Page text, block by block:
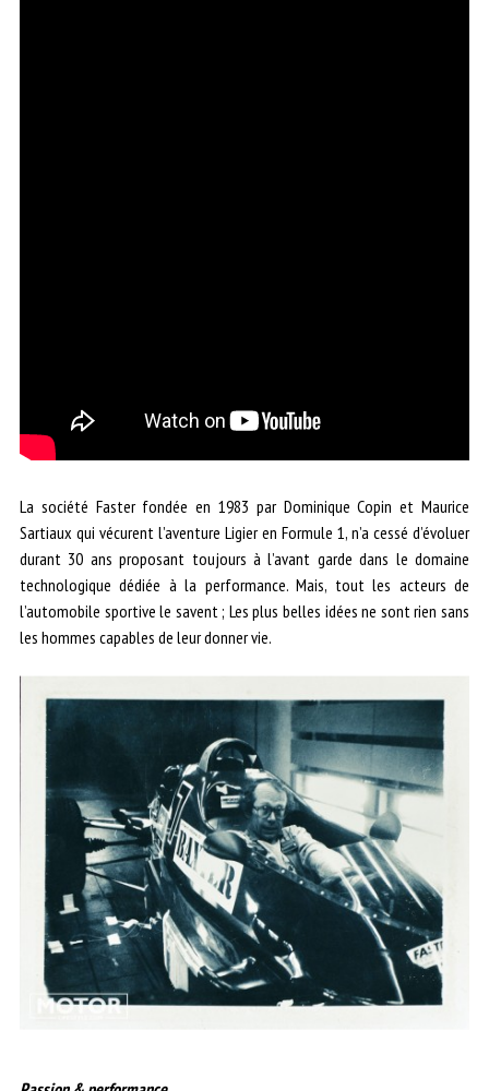
La société Faster fondée en 1983 par Dominique Copin et Maurice
Sartiaux qui vécurent l’aventure Ligier en Formule 1, n’a cessé d’évoluer
durant 30 ans proposant toujours à l’avant garde dans le domaine
technologique dédiée à la performance. Mais, tout les acteurs de
l’automobile sportive le savent ; Les plus belles idées ne sont rien sans
les hommes capables de leur donner vie.